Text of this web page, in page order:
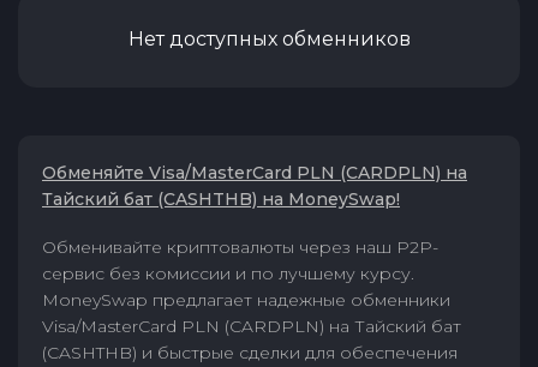
Нет доступных обменников
Обменяйте Visa/MasterCard PLN (CARDPLN) на
Тайский бат (CASHTHB) на MoneySwap!
Обменивайте криптовалюты через наш P2P-
сервис без комиссии и по лучшему курсу.
MoneySwap предлагает надежные обменники
Visa/MasterCard PLN (CARDPLN) на Тайский бат
(CASHTHB) и быстрые сделки для обеспечения